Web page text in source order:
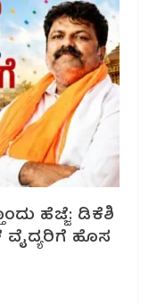
ಹೆಜ್ಜೆ: ಡಿಕೆಶಿ
ಹೊಸ